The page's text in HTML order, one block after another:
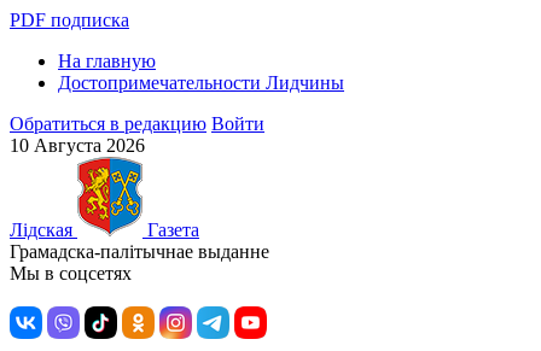
PDF подписка
На главную
Достопримечательности Лидчины
Обратиться в редакцию Войти
10 Августа 2026
Лiдская
Газета
Грамадска-палiтычнае выданне
Мы в соцсетях